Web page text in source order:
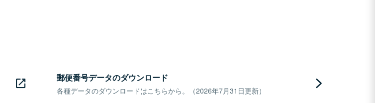
郵便番号データのダウンロード
各種データのダウンロードはこちらから。（2026年7月31日更新）